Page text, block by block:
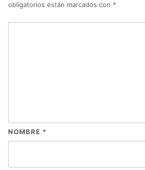
obligatorios están marcados con *
NOMBRE *